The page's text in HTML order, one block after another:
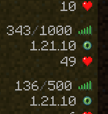
10
343/ 1000
1.21.10
49
136/ 500
1.21.10